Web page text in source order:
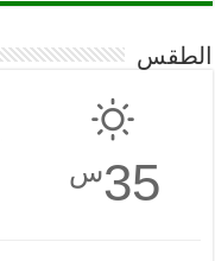
الطقس
35س